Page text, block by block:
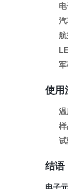
汽
航
军
使用
温
样
试
结语
电子